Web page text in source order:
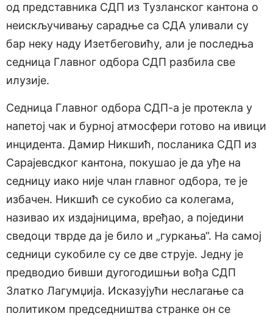
од представника СДП из Тузланског кантона о
неискључивању сарадње са СДА уливали су
бар неку наду Изетбеговићу, али је последња
седница Главног одбора СДП разбила све
илузије.
Седница Главног одбора СДП-а је протекла у
напетој чак и бурној атмосфери готово на ивици
инцидента. Дамир Никшић, посланика СДП из
Сарајевсдког кантона, покушао је да уђе на
седницу иако није члан главног одбора, те је
избачен. Никшић се сукобио са колегама,
називао их издајницима, вређао, а поједини
сведоци тврде да је било и „гуркања“. На самој
седници сукобиле су се две струје. Једну је
предводио бивши дугогодишњи вођа СДП
Златко Лагумџија. Исказујући неслагање са
политиком председништва странке он се